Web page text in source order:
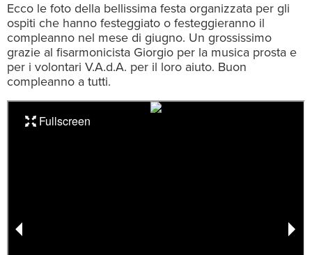
Ecco le foto della bellissima festa organizzata per gli
ospiti che hanno festeggiato o festeggieranno il
compleanno nel mese di giugno. Un grossissimo
grazie al fisarmonicista Giorgio per la musica prosta e
per i volontari V.A.d.A. per il loro aiuto. Buon
compleanno a tutti.